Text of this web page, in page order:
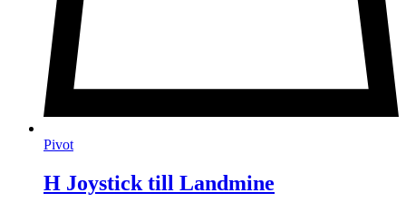
Pivot
H Joystick till Landmine